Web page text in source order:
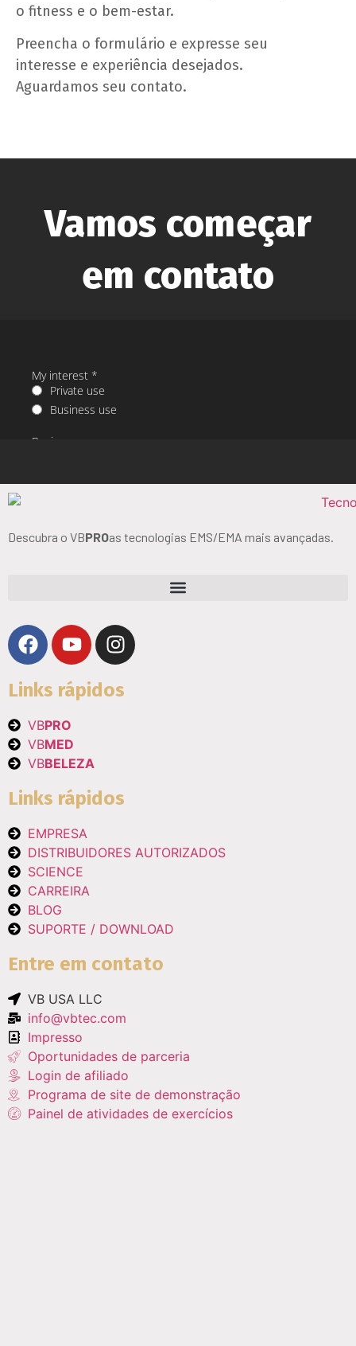
o fitness e o bem-estar.
Preencha o formulário e expresse seu
interesse e experiência desejados.
Aguardamos seu contato.
Vamos começar
em contato
Descubra o VBPROas tecnologias EMS/EMA mais avançadas.
Links rápidos
VBPRO
VBMED
VBBELEZA
Links rápidos
EMPRESA
DISTRIBUIDORES AUTORIZADOS
SCIENCE
CARREIRA
BLOG
SUPORTE / DOWNLOAD
Entre em contato
VB USA LLC
info@vbtec.com
Impresso
Oportunidades de parceria
Login de afiliado
Programa de site de demonstração
Painel de atividades de exercícios